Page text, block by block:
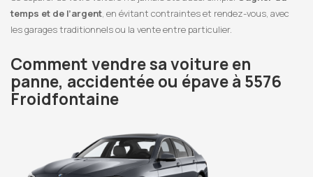
temps et de l’argent, en évitant contraintes et rendez-vous, avec
les garages traditionnels ou la vente entre particulier.
Comment vendre sa voiture en
panne, accidentée ou épave à 5576
Froidfontaine